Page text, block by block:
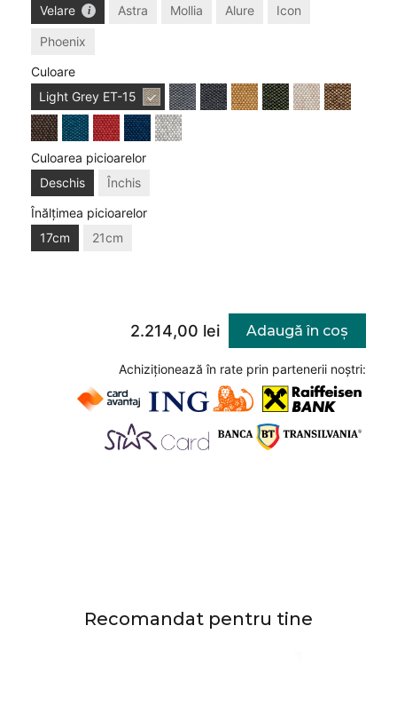
Velare
Astra Mollia Alure Icon
Phoenix
Culoare
Light Grey ET-15
Culoarea picioarelor
Deschis
Închis
Înălțimea picioarelor
17cm
21cm
2.214,00 lei Adaugă în coș
Achiziționează în rate prin partenerii noștri:
Recomandat pentru tine